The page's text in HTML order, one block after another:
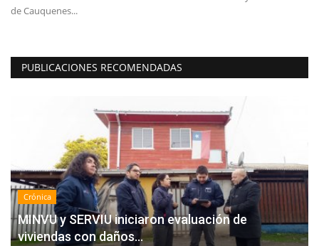
de Cauquenes...
PUBLICACIONES RECOMENDADAS
Crónica
MINVU y SERVIU iniciaron evaluación de
viviendas con daños...